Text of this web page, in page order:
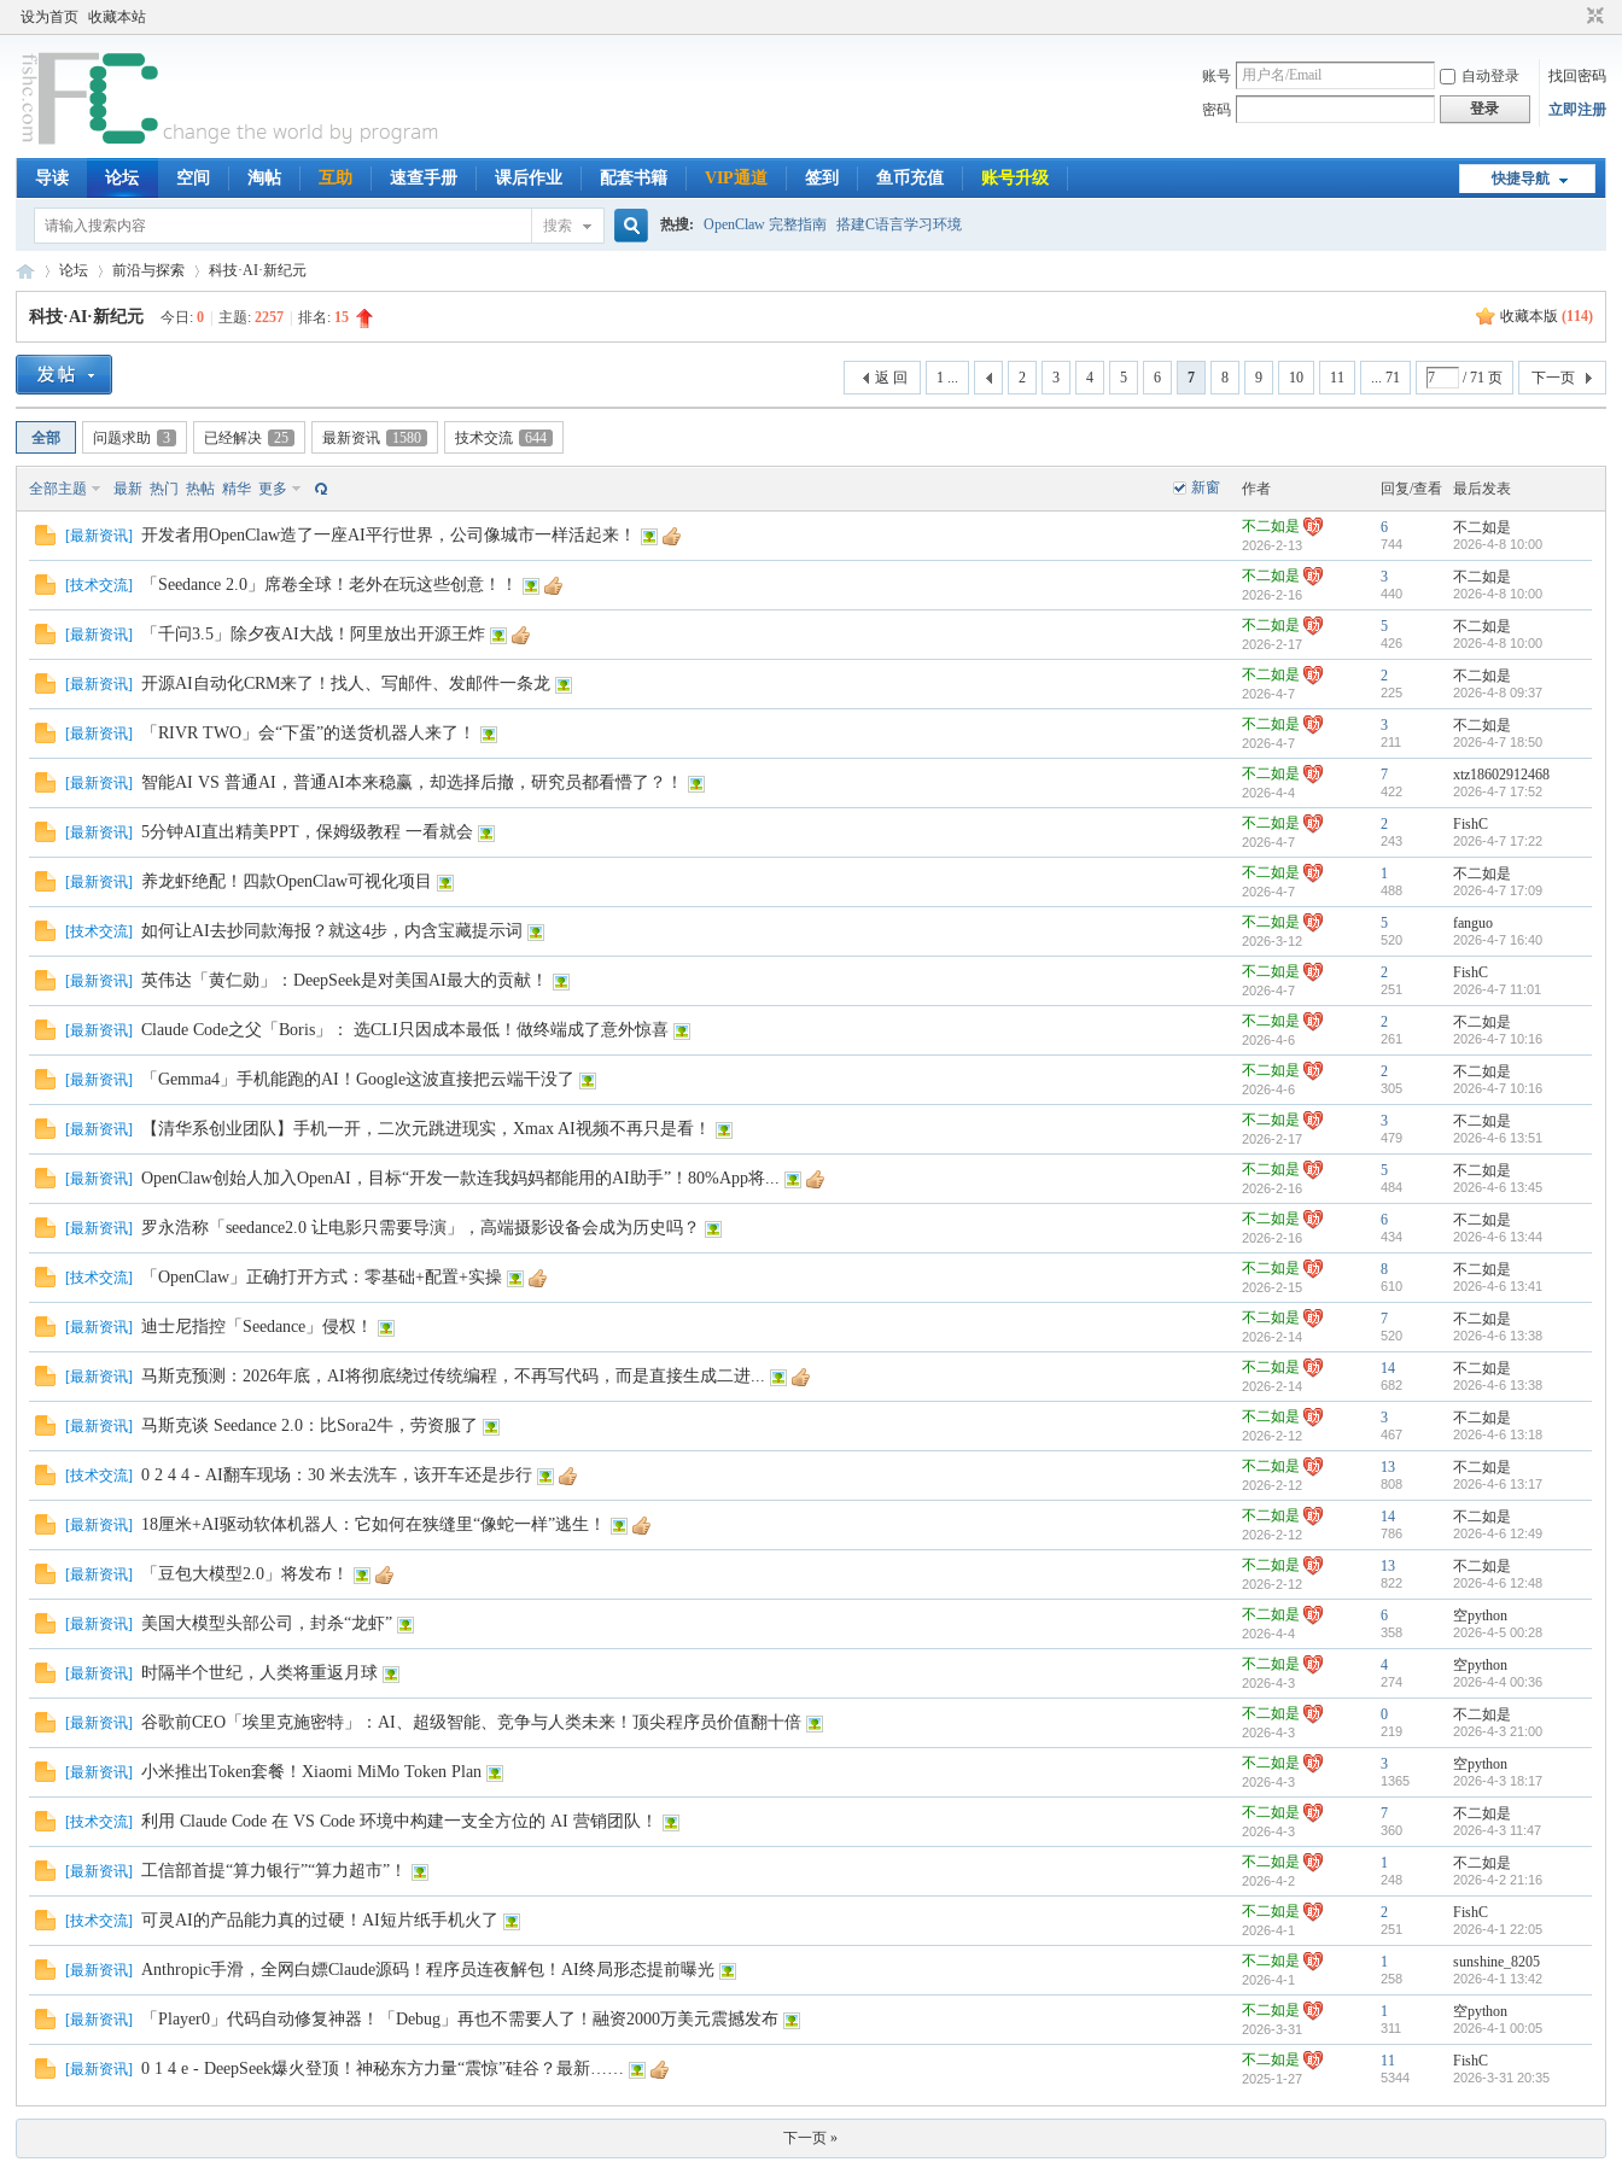
设为首页 收藏本站
账号 自动登录
找回密码
密码
登录 立即注册
快捷导航
导读 论坛 空间 淘帖 互助 速查手册 课后作业 配套书籍 VIP通道 签到 鱼币充值 账号升级
搜索 热搜: OpenClaw 完整指南 搭建C语言学习环境
论
»
论坛
›
前沿与探索 科技·AI·新纪元
收藏本版 (114)
科技·AI·新纪元 今日:0 主题:2257 排名: 15
1 ... 2 3 4 5 6 7 8 9 10 11 ... 71 / 71 页 下一页
返 回
全部 问题求助 3 已经解决 25 最新资讯 1580 技术交流 644
新窗
全部主题 最新 热门 热帖 精华 更多 作者 回复/查看 最后发表
[最新资讯] 开发者用OpenClaw造了一座AI平行世界，公司像城市一样活起来！ 不二如是
2026-2-13
6
744
不二如是
2026-4-8 10:00
[技术交流] 「Seedance 2.0」席卷全球！老外在玩这些创意！！ 不二如是
2026-2-16
3
440
不二如是
2026-4-8 10:00
[最新资讯] 「千问3.5」除夕夜AI大战！阿里放出开源王炸 不二如是
2026-2-17
5
426
不二如是
2026-4-8 10:00
[最新资讯] 开源AI自动化CRM来了！找人、写邮件、发邮件一条龙 不二如是
2026-4-7
2
225
不二如是
2026-4-8 09:37
[最新资讯] 「RIVR TWO」会“下蛋”的送货机器人来了！ 不二如是
2026-4-7
3
211
不二如是
2026-4-7 18:50
[最新资讯] 智能AI VS 普通AI，普通AI本来稳赢，却选择后撤，研究员都看懵了？！ 不二如是
2026-4-4
7
422
xtz18602912468
2026-4-7 17:52
[最新资讯] 5分钟AI直出精美PPT，保姆级教程 一看就会 不二如是
2026-4-7
2
243
FishC
2026-4-7 17:22
[最新资讯] 养龙虾绝配！四款OpenClaw可视化项目 不二如是
2026-4-7
1
488
不二如是
2026-4-7 17:09
[技术交流] 如何让AI去抄同款海报？就这4步，内含宝藏提示词 不二如是
2026-3-12
5
520
fanguo
2026-4-7 16:40
[最新资讯] 英伟达「黄仁勋」：DeepSeek是对美国AI最大的贡献！ 不二如是
2026-4-7
2
251
FishC
2026-4-7 11:01
[最新资讯] Claude Code之父「Boris」： 选CLI只因成本最低！做终端成了意外惊喜 不二如是
2026-4-6
2
261
不二如是
2026-4-7 10:16
[最新资讯] 「Gemma4」手机能跑的AI！Google这波直接把云端干没了 不二如是
2026-4-6
2
305
不二如是
2026-4-7 10:16
[最新资讯] 【清华系创业团队】手机一开，二次元跳进现实，Xmax AI视频不再只是看！ 不二如是
2026-2-17
3
479
不二如是
2026-4-6 13:51
[最新资讯] OpenClaw创始人加入OpenAI，目标“开发一款连我妈妈都能用的AI助手”！80%App将... 不二如是
2026-2-16
5
484
不二如是
2026-4-6 13:45
[最新资讯] 罗永浩称「seedance2.0 让电影只需要导演」，高端摄影设备会成为历史吗？ 不二如是
2026-2-16
6
434
不二如是
2026-4-6 13:44
[技术交流] 「OpenClaw」正确打开方式：零基础+配置+实操 不二如是
2026-2-15
8
610
不二如是
2026-4-6 13:41
[最新资讯] 迪士尼指控「Seedance」侵权！ 不二如是
2026-2-14
7
520
不二如是
2026-4-6 13:38
[最新资讯] 马斯克预测：2026年底，AI将彻底绕过传统编程，不再写代码，而是直接生成二进... 不二如是
2026-2-14
14
682
不二如是
2026-4-6 13:38
[最新资讯] 马斯克谈 Seedance 2.0：比Sora2牛，劳资服了 不二如是
2026-2-12
3
467
不二如是
2026-4-6 13:18
[技术交流] 0 2 4 4 - AI翻车现场：30 米去洗车，该开车还是步行 不二如是
2026-2-12
13
808
不二如是
2026-4-6 13:17
[最新资讯] 18厘米+AI驱动软体机器人：它如何在狭缝里“像蛇一样”逃生！ 不二如是
2026-2-12
14
786
不二如是
2026-4-6 12:49
[最新资讯] 「豆包大模型2.0」将发布！ 不二如是
2026-2-12
13
822
不二如是
2026-4-6 12:48
[最新资讯] 美国大模型头部公司，封杀“龙虾” 不二如是
2026-4-4
6
358
空python
2026-4-5 00:28
[最新资讯] 时隔半个世纪，人类将重返月球 不二如是
2026-4-3
4
274
空python
2026-4-4 00:36
[最新资讯] 谷歌前CEO「埃里克施密特」：AI、超级智能、竞争与人类未来！顶尖程序员价值翻十倍 不二如是
2026-4-3
0
219
不二如是
2026-4-3 21:00
[最新资讯] 小米推出Token套餐！Xiaomi MiMo Token Plan 不二如是
2026-4-3
3
1365
空python
2026-4-3 18:17
[技术交流] 利用 Claude Code 在 VS Code 环境中构建一支全方位的 AI 营销团队！ 不二如是
2026-4-3
7
360
不二如是
2026-4-3 11:47
[最新资讯] 工信部首提“算力银行”“算力超市”！ 不二如是
2026-4-2
1
248
不二如是
2026-4-2 21:16
[技术交流] 可灵AI的产品能力真的过硬！AI短片纸手机火了 不二如是
2026-4-1
2
251
FishC
2026-4-1 22:05
[最新资讯] Anthropic手滑，全网白嫖Claude源码！程序员连夜解包！AI终局形态提前曝光 不二如是
2026-4-1
1
258
sunshine_8205
2026-4-1 13:42
[最新资讯] 「Player0」代码自动修复神器！「Debug」再也不需要人了！融资2000万美元震撼发布 不二如是
2026-3-31
1
311
空python
2026-4-1 00:05
[最新资讯] 0 1 4 e - DeepSeek爆火登顶！神秘东方力量“震惊”硅谷？最新…… 不二如是
2025-1-27
11
5344
FishC
2026-3-31 20:35
下一页 »